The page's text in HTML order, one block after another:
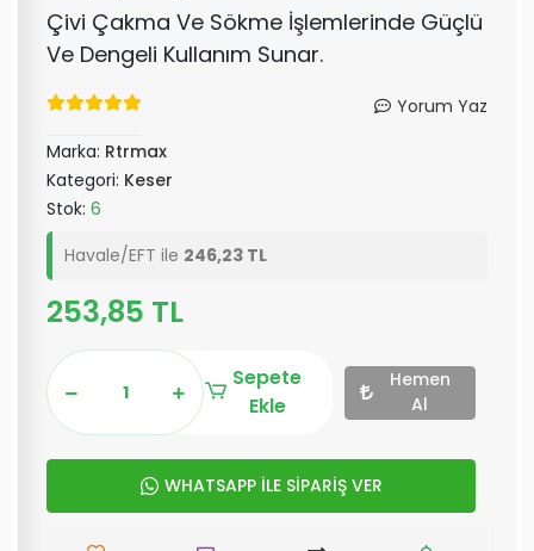
Çivi Çakma Ve Sökme İşlemlerinde Güçlü
Ve Dengeli Kullanım Sunar.
Yorum Yaz
Marka: Rtrmax
Kategori: Keser
Stok: 6
Havale/EFT ile 246,23 TL
253,85 TL
Sepete
Ekle
Hemen
Al
WHATSAPP İLE SİPARİŞ VER